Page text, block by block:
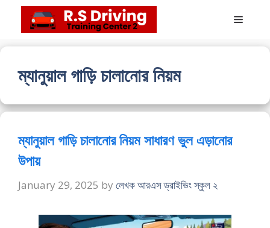
content
Menu
ম্যানুয়াল গাড়ি চালানোর নিয়ম
ম্যানুয়াল গাড়ি চালানোর নিয়ম সাধারণ ভুল এড়ানোর
উপায়
January 29, 2025 by লেখক আরএস ড্রাইভিং স্কুল ২